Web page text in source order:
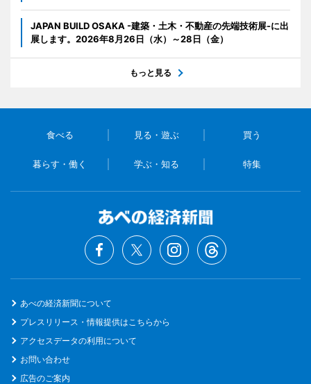
JAPAN BUILD OSAKA -建築・土木・不動産の先端技術展-に出
展します。2026年8月26日（水）～28日（金）
もっと見る
食べる 見る・遊ぶ 買う
暮らす・働く 学ぶ・知る 特集
あべの経済新聞について
プレスリリース・情報提供はこちらから
アクセスデータの利用について
お問い合わせ
広告のご案内